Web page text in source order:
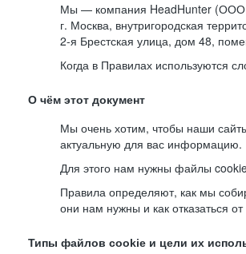
Мы — компания HeadHunter (ООО
г. Москва, внутригородская
2-я Брестская улица, дом 48,
Когда в Правилах используются
О чём этот документ
Мы очень хотим, чтобы наши
актуальную для вас информацию.
Для этого нам нужны файлы
Правила определяют, как мы
они нам нужны и как отказаться
Типы файлов cookie и цели их